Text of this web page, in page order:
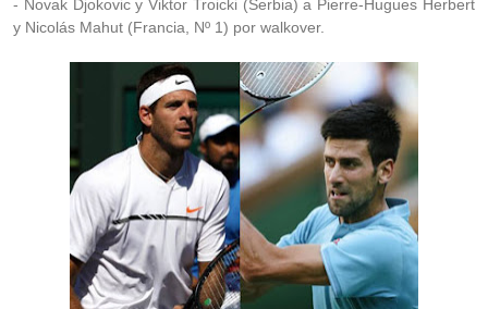
- Novak Djokovic y Viktor Troicki (Serbia) a Pierre-Hugues Herbert
y Nicolás Mahut (Francia, Nº 1) por walkover.